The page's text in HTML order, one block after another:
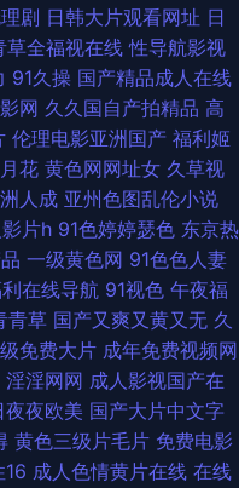
影院 国产91在线播放 免费AV导
淫视频 欧美A片网址 午夜福利
成人性爱网站 午夜色中色A片
香蕉 91伊人五月天 色五月97
亚洲av网子 AV在线久草 国产十
在线 超碰97福利合集 久久在伊
欧美女同网站 亚洲欧美ts热舞
色图 在线97视频 俺来也俺去也
剧 日韩大片观看网址 日
草全福视在线 性导航影视
91久操 国产精品成人在线
网 久久国自产拍精品 高
伦理电影亚洲国产 福利姬
花 黄色网网址女 久草视
人成 亚州色图乱伦小说
片h 91色婷婷瑟色 东京热
一级黄色网 91色色人妻
在线导航 91视色 午夜福
青草 国产又爽又黄又无 久
免费大片 成年免费视频网
淫淫网网 成人影视国产在
夜夜欧美 国产大片中文字
黄色三级片毛片 免费电影
16 成人色情黄片在线 在线